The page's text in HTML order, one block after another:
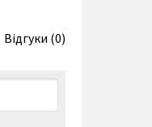
Відгуки (0)